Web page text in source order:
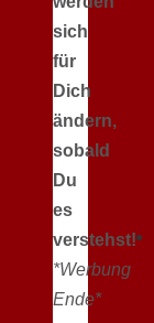
sich
für
Dich
ändern,
sobald
Du
es
verstehst!
*Werbung
Ende*